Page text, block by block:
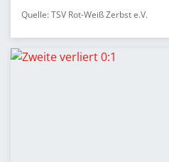
Quelle: TSV Rot-Weiß Zerbst e.V.